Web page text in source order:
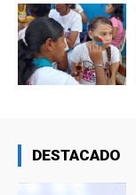
DESTACADO